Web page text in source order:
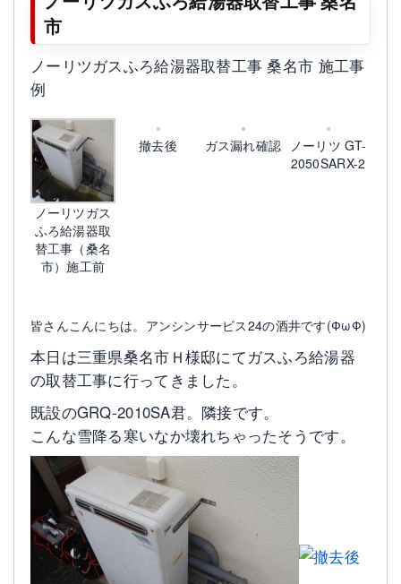
市
ノーリツガスふろ給湯器取替工事 桑名市 施工事
例
ノーリツガス
ふろ給湯器取
替工事（桑名
市）施工前
撤去後 ガス漏れ確認
ノーリツ GT-
2050SARX-2
皆さんこんにちは。アンシンサービス24の酒井です(ФωФ)
本日は三重県桑名市Ｈ様邸にてガスふろ給湯器
の取替工事に行ってきました。
既設のGRQ-2010SA君。隣接です。
こんな雪降る寒いなか壊れちゃったそうです。